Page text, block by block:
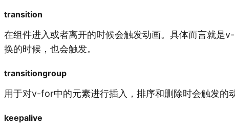
transition
在组件进入或者离开的时候会触发动画。具体而言就是
换的时候，也会触发。
transitiongroup
用于对v-for中的元素进行插入，排序和删除时会触发的动
keepalive